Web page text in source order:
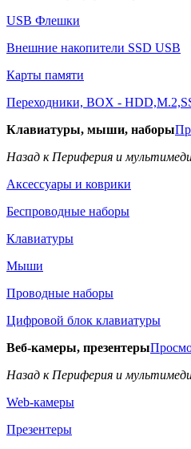
USB Флешки
Внешние накопители SSD USB
Карты памяти
Переходники, BOX -
Клавиатуры, мыши, наборы
Назад к Периферия и
Аксессуары и коврики
Беспроводные наборы
Клавиатуры
Мыши
Проводные наборы
Цифровой блок клавиатуры
Веб-камеры, презентеры
Назад к Периферия и
Web-камеры
Презентеры